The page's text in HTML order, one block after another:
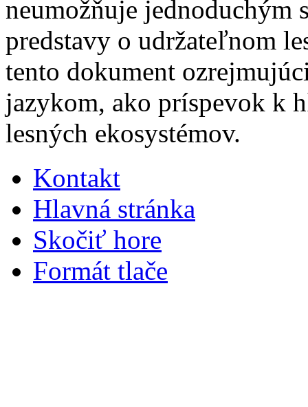
neumožňuje jednoduchým
predstavy o udržateľnom
tento dokument
jazykom, ako príspevok k
lesných ekosystémov.
Kontakt
Hlavná stránka
Skočiť hore
Formát tlače